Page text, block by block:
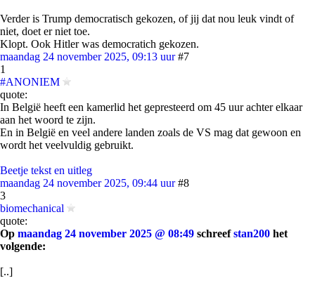
Verder is Trump democratisch gekozen, of jij dat nou leuk vindt of
niet, doet er niet toe.
Klopt. Ook Hitler was democratich gekozen.
maandag 24 november 2025, 09:13 uur #7
1
#ANONIEM
quote:
In België heeft een kamerlid het gepresteerd om 45 uur achter elkaar
aan het woord te zijn.
En in België en veel andere landen zoals de VS mag dat gewoon en
wordt het veelvuldig gebruikt.
Beetje tekst en uitleg
maandag 24 november 2025, 09:44 uur #8
3
biomechanical
quote:
Op maandag 24 november 2025 @ 08:49 schreefstan200 het
volgende:
[..]